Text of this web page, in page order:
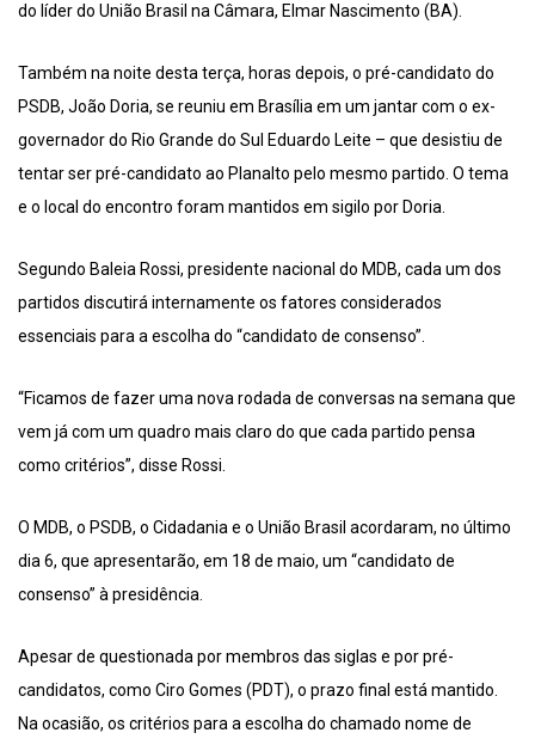
do líder do União Brasil na Câmara, Elmar Nascimento (BA).
Também na noite desta terça, horas depois, o pré-candidato do
PSDB, João Doria, se reuniu em Brasília em um jantar com o ex-
governador do Rio Grande do Sul Eduardo Leite – que desistiu de
tentar ser pré-candidato ao Planalto pelo mesmo partido. O tema
e o local do encontro foram mantidos em sigilo por Doria.
Segundo Baleia Rossi, presidente nacional do MDB, cada um dos
partidos discutirá internamente os fatores considerados
essenciais para a escolha do “candidato de consenso”.
“Ficamos de fazer uma nova rodada de conversas na semana que
vem já com um quadro mais claro do que cada partido pensa
como critérios”, disse Rossi.
O MDB, o PSDB, o Cidadania e o União Brasil acordaram, no último
dia 6, que apresentarão, em 18 de maio, um “candidato de
consenso” à presidência.
Apesar de questionada por membros das siglas e por pré-
candidatos, como Ciro Gomes (PDT), o prazo final está mantido.
Na ocasião, os critérios para a escolha do chamado nome de